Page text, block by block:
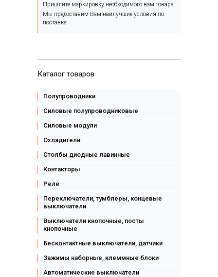
Пришлите маркировку необходимого вам товара.
Мы предоставим Вам наилучшие условия по
поставке!
Каталог товаров
Полупроводники
Силовые полупроводниковые
Силовые модули
Охладители
Столбы диодные лавинные
Контакторы
Реле
Переключатели, тумблеры, концевые
выключатели
Выключатели кнопочные, посты
кнопочные
Бесконтактные выключатели, датчики
Зажимы наборные, клеммные блоки
Автоматические выключатели